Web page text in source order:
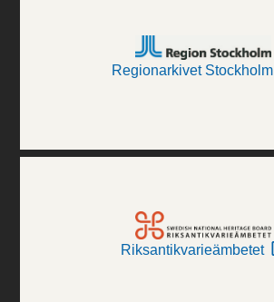
Regionarkivet Stockholm
Riksantikvarieämbetet